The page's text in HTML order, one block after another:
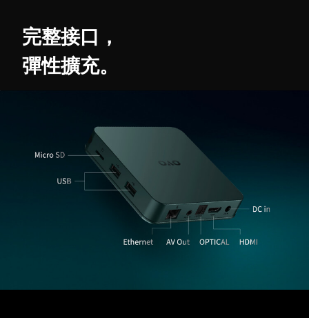
完整接口，
彈性擴充。